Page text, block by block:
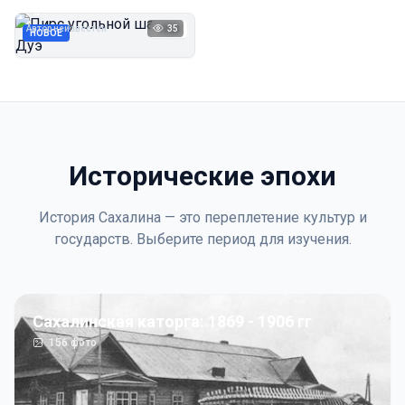
НОВОЕ 1923
Автор неизвестен 35
Исторические эпохи
История Сахалина — это переплетение культур и
государств. Выберите период для изучения.
Сахалинская каторга: 1869 - 1906 гг
156фото